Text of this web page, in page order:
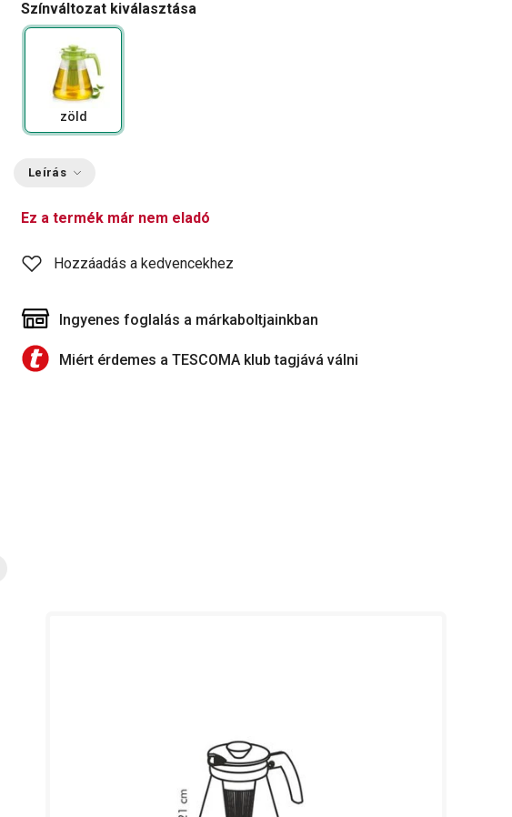
Színváltozat kiválasztása
zöld
Leírás
Ez a termék már nem eladó
Hozzáadás a kedvencekhez
Ingyenes foglalás a márkaboltjainkban
Miért érdemes a TESCOMA klub tagjává válni